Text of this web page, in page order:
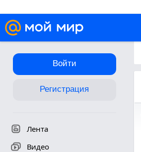
Войти
Регистрация
Лента
Видео